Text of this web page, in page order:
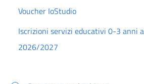
Voucher IoStudio
Iscrizioni servizi educativi 0-3 anni
2026/2027